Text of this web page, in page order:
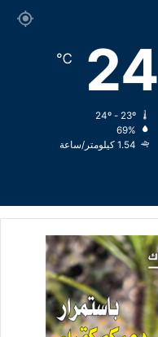
24
℃
69%
1.54 كيلومتر/ساعة